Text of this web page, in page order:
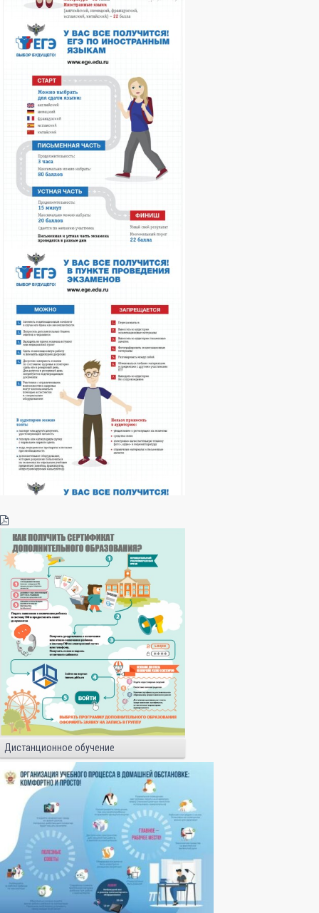
Дистанционное обучение